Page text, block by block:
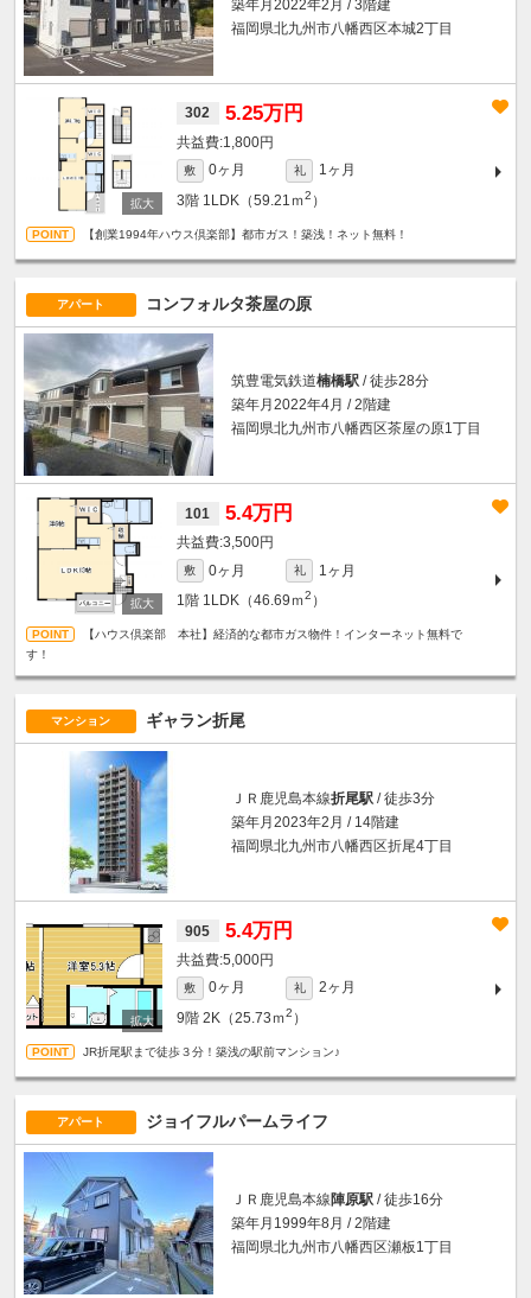
築年月2022年2月 / 3階建
福岡県北九州市八幡西区本城2丁目
302 5.25万円
1,800円
敷 0ヶ月 礼
1ヶ月
3階 1LDK（59.21ｍ2 ）
【創業1994年ハウス倶楽部】都市ガス！築浅！ネット無料！
アパート コンフォルタ茶屋の原
筑豊電気鉄道楠橋駅 / 徒歩28分
築年月2022年4月 / 2階建
福岡県北九州市八幡西区茶屋の原1丁目
101 5.4万円
3,500円
敷 0ヶ月 礼
1ヶ月
1階 1LDK（46.69ｍ2 ）
【ハウス倶楽部 本社】経済的な都市ガス物件！インターネット無料で
す！
マンション ギャラン折尾
ＪＲ鹿児島本線折尾駅 / 徒歩3分
築年月2023年2月 / 14階建
福岡県北九州市八幡西区折尾4丁目
905 5.4万円
5,000円
敷 0ヶ月 礼
2ヶ月
9階 2K（25.73ｍ2 ）
JR折尾駅まで徒歩３分！築浅の駅前マンション♪
アパート ジョイフルパームライフ
ＪＲ鹿児島本線陣原駅 / 徒歩16分
築年月1999年8月 / 2階建
福岡県北九州市八幡西区瀬板1丁目